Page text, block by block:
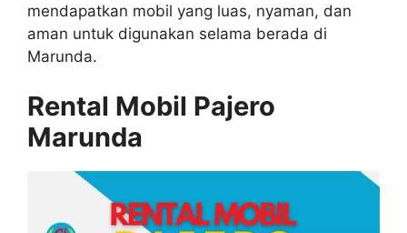
mendapatkan mobil yang luas, nyaman, dan
aman untuk digunakan selama berada di
Marunda.
Rental Mobil Pajero
Marunda